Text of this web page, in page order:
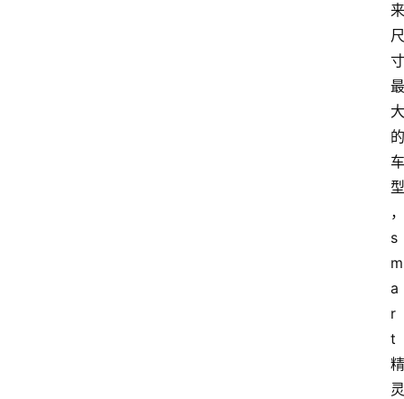
来
尺
寸
最
大
的
车
型
，
s
m
a
r
t
精
灵